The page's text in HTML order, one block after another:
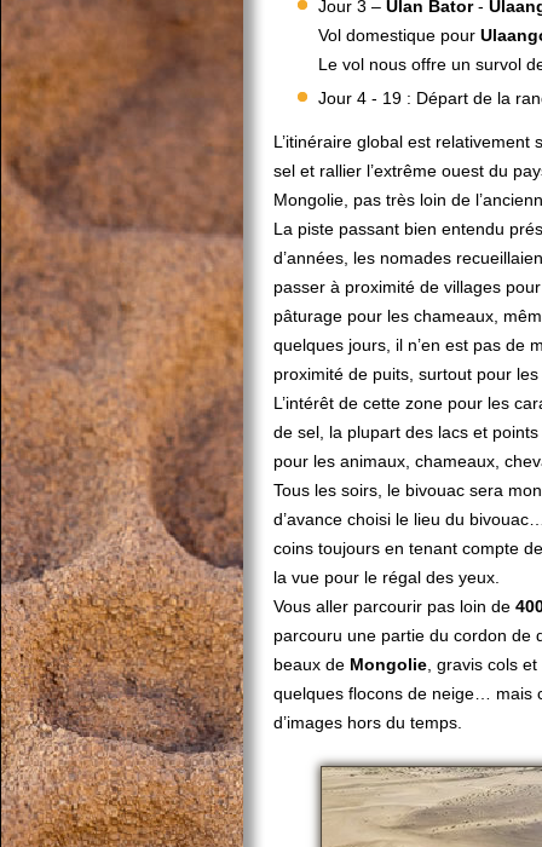
Jour 3 – Ulan Bator-
Vol domestique pour
Le vol nous offre un survol
Jour 4 - 19 : Départ de la
L’itinéraire global est
sel et rallier l’extrême ouest du
Mongolie, pas très loin de
La piste passant bien entendu
d’années, les nomades
passer à proximité de villages
pâturage pour les chameaux,
quelques jours, il n’en est pas de
proximité de puits, surtout pour
L’intérêt de cette zone pour les
de sel, la plupart des lacs et
pour les animaux, chameaux,
Tous les soirs, le bivouac sera
d’avance choisi le lieu du
coins toujours en tenant compte
la vue pour le régal des yeux.
Vous aller parcourir pas loin de
parcouru une partie du cordon de
beaux de Mongolie , gravis cols
quelques flocons de neige… mais
d’images hors du temps.